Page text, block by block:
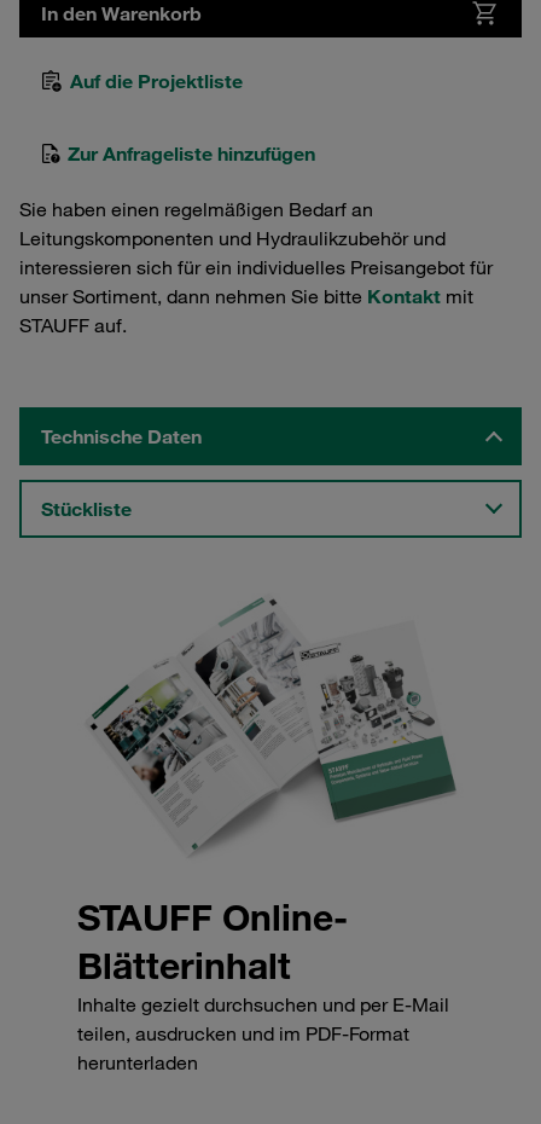
In den Warenkorb
Auf die Projektliste
Zur Anfrageliste hinzufügen
Sie haben einen regelmäßigen Bedarf an
Leitungskomponenten und Hydraulikzubehör und
interessieren sich für ein individuelles Preisangebot für
unser Sortiment, dann nehmen Sie bitte Kontakt mit
STAUFF auf.
Technische Daten
Stückliste
STAUFF Online-
Blätterinhalt
Inhalte gezielt durchsuchen und per E-Mail
teilen, ausdrucken und im PDF-Format
herunterladen